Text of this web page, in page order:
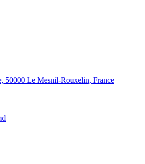
50000 Le Mesnil-Rouxelin, France